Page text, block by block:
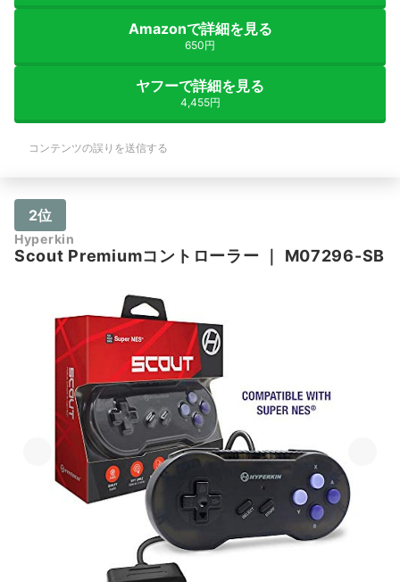
Amazonで詳細を見る
650円
ヤフーで詳細を見る
4,455円
コンテンツの誤りを送信する
2位
Hyperkin
Scout Premiumコントローラー ｜ M07296-SB